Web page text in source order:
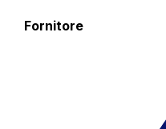
Fornitore